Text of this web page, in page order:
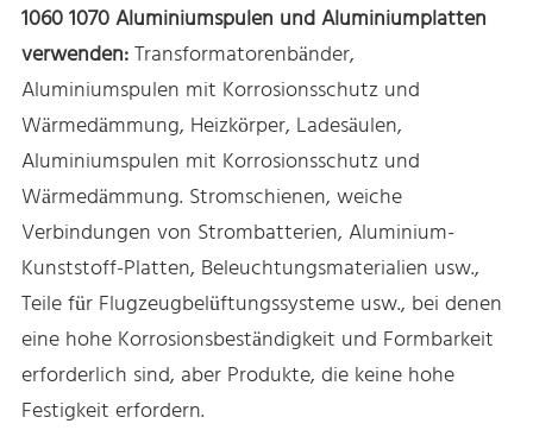
1060 1070 Aluminiumspulen und Aluminiumplatten
verwenden:Transformatorenbänder,
Aluminiumspulen mit Korrosionsschutz und
Wärmedämmung, Heizkörper, Ladesäulen,
Aluminiumspulen mit Korrosionsschutz und
Wärmedämmung. Stromschienen, weiche
Verbindungen von Strombatterien, Aluminium-
Kunststoff-Platten, Beleuchtungsmaterialien usw.,
Teile für Flugzeugbelüftungssysteme usw., bei denen
eine hohe Korrosionsbeständigkeit und Formbarkeit
erforderlich sind, aber Produkte, die keine hohe
Festigkeit erfordern.